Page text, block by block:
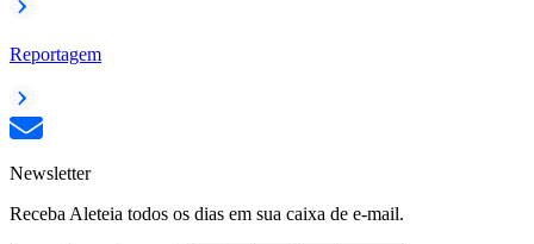
Reportagem
Newsletter
Receba Aleteia todos os dias em sua caixa de e-mail.